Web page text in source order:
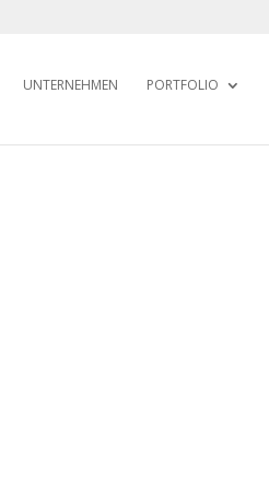
UNTERNEHMEN PORTFOLIO